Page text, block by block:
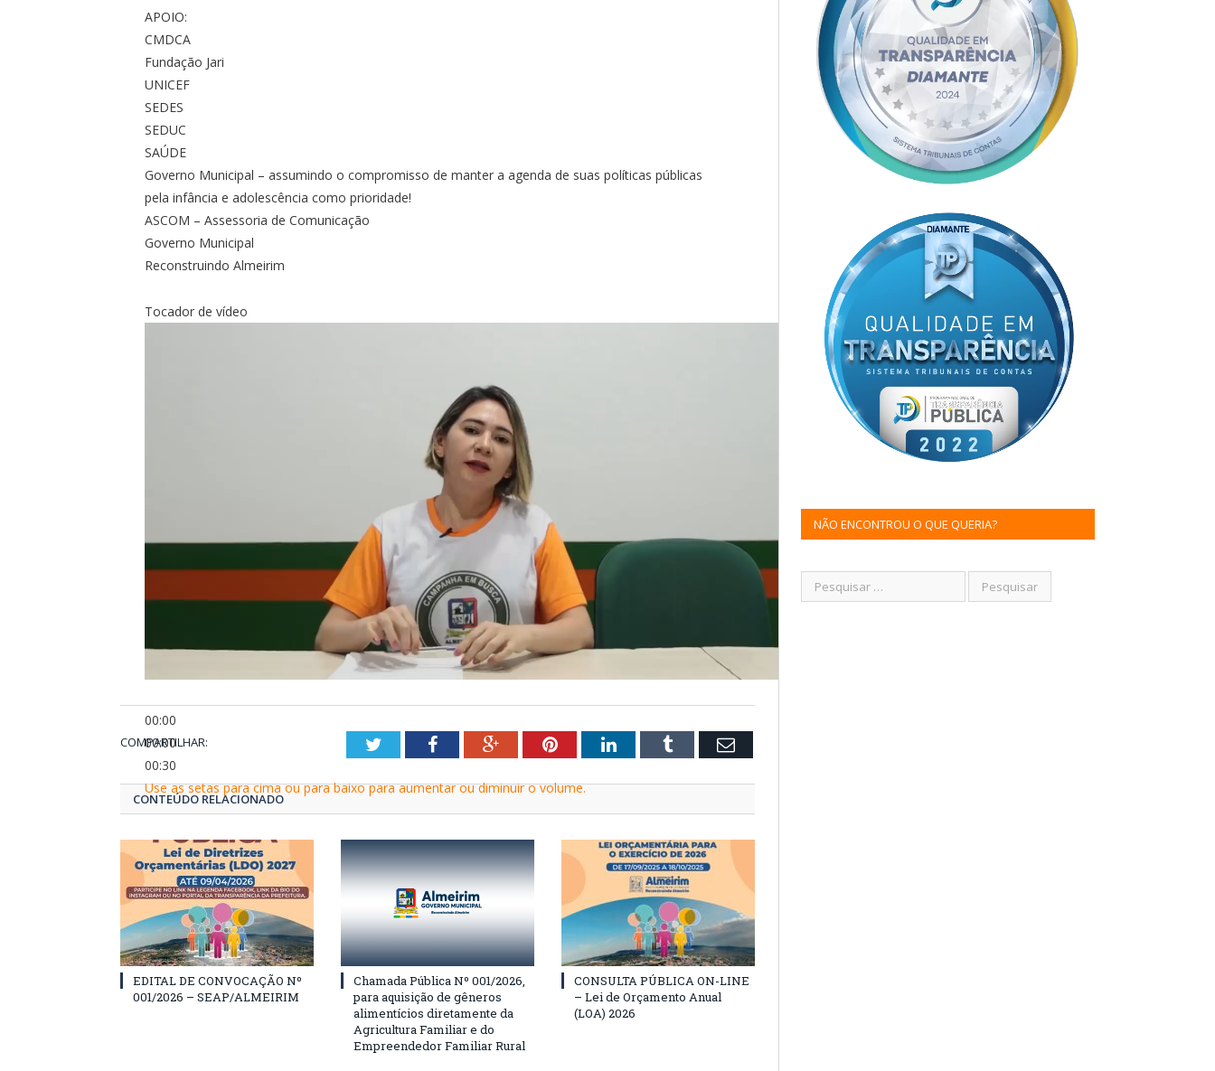
APOIO:
CMDCA
Fundação Jari
UNICEF
SEDES
SEDUC
SAÚDE
Governo Municipal – assumindo o compromisso de manter a agenda de suas políticas públicas
pela infância e adolescência como prioridade!
ASCOM – Assessoria de Comunicação
Governo Municipal
Reconstruindo Almeirim
Tocador de vídeo
00:00
00:00
00:30
Use as setas para cima ou para baixo para aumentar ou diminuir o volume.
COMPARTILHAR: TwitterFacebookGoogle+PinterestLinkedInTumblr Email
CONTEÚDO RELACIONADO
EDITAL DE CONVOCAÇÃO Nº
001/2026 – SEAP/ALMEIRIM
Chamada Pública Nº 001/2026,
para aquisição de gêneros
alimentícios diretamente da
Agricultura Familiar e do
Empreendedor Familiar Rural
CONSULTA PÚBLICA ON-LINE
– Lei de Orçamento Anual
(LOA) 2026
NÃO ENCONTROU O QUE QUERIA?